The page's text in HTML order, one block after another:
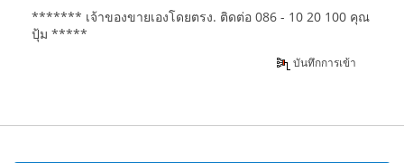
******* เจ้าของขายเองโดยตรง. ติดต่อ 086 - 10 20 100 คุณ
ปุ้ม *****
บันทึกการเข้า